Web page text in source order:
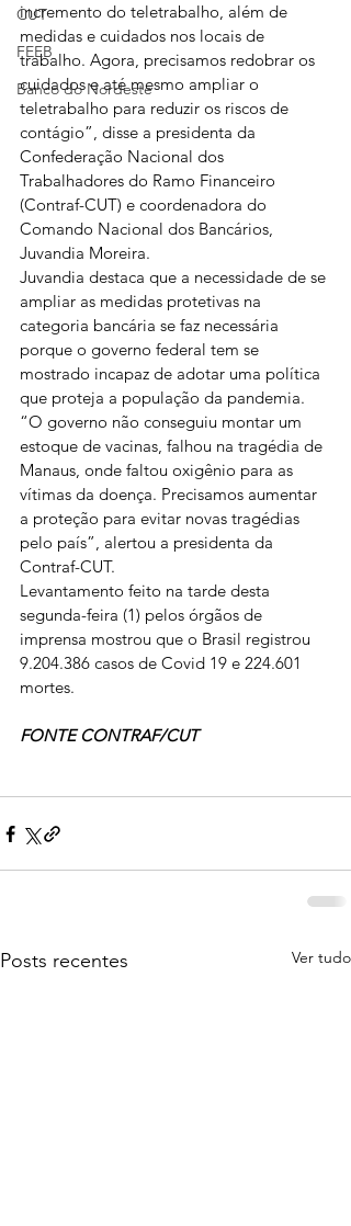
CUT
FEEB
Banco do Nordeste
incremento do teletrabalho, além de
medidas e cuidados nos locais de
trabalho. Agora, precisamos redobrar os
cuidados e até mesmo ampliar o
teletrabalho para reduzir os riscos de
contágio”, disse a presidenta da
Confederação Nacional dos
Trabalhadores do Ramo Financeiro
(Contraf-CUT) e coordenadora do
Comando Nacional dos Bancários,
Juvandia Moreira.
Juvandia destaca que a necessidade de se
ampliar as medidas protetivas na
categoria bancária se faz necessária
porque o governo federal tem se
mostrado incapaz de adotar uma política
que proteja a população da pandemia.
“O governo não conseguiu montar um
estoque de vacinas, falhou na tragédia de
Manaus, onde faltou oxigênio para as
vítimas da doença. Precisamos aumentar
a proteção para evitar novas tragédias
pelo país”, alertou a presidenta da
Contraf-CUT.
Levantamento feito na tarde desta
segunda-feira (1) pelos órgãos de
imprensa mostrou que o Brasil registrou
9.204.386 casos de Covid 19 e 224.601
mortes.
FONTE CONTRAF/CUT
Posts recentes Ver tudo